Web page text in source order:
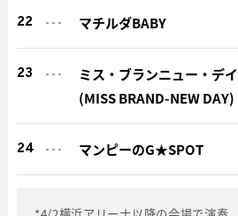
22 マチルダBABY
23
ミス・ブランニュー・デイ
(MISS BRAND-NEW DAY)
24 マンピーのG★SPOT